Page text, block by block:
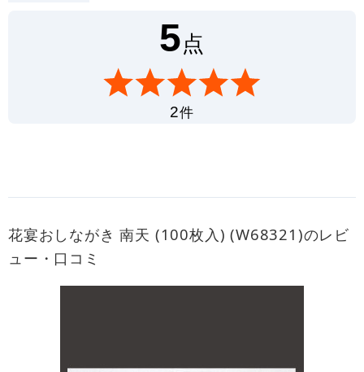
5点
2件
花宴おしながき 南天 (100枚入) (W68321)のレビ
ュー・口コミ